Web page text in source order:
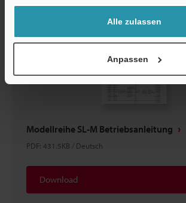
haben.
Alle zulassen
Anpassen
Modellreihe SL-M Betriebsanleitung
PDF: 431.5KB / Deutsch
Download